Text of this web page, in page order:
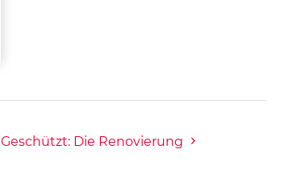
Geschützt: Die Renovierung